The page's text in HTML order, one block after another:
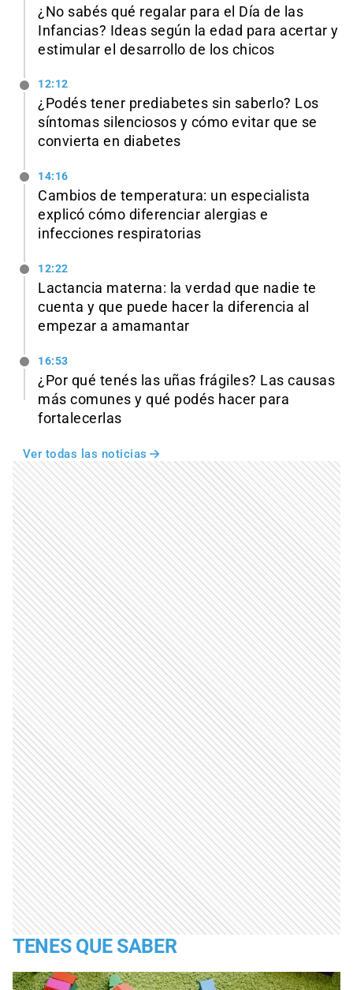
¿No sabés qué regalar para el Día de las
Infancias? Ideas según la edad para acertar y
estimular el desarrollo de los chicos
12:12
¿Podés tener prediabetes sin saberlo? Los
síntomas silenciosos y cómo evitar que se
convierta en diabetes
14:16
Cambios de temperatura: un especialista
explicó cómo diferenciar alergias e
infecciones respiratorias
12:22
Lactancia materna: la verdad que nadie te
cuenta y que puede hacer la diferencia al
empezar a amamantar
16:53
¿Por qué tenés las uñas frágiles? Las causas
más comunes y qué podés hacer para
fortalecerlas
Ver todas las noticias
TENES QUE SABER